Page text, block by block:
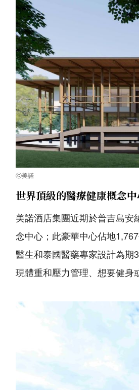
ⓒ美諾
世界頂級的醫療健康概念
美諾酒店集團近期於普吉島
念中心；此豪華中心佔地
醫生和泰國醫藥專家設計為
現體重和壓力管理、想要健身